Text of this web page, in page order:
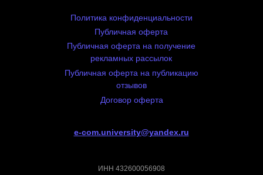
e-com.university@yandex.ru
ИНН 432600056908
Публичная оферта
Политика конфиденциальности
Публичная оферта на получение
рекламных рассылок
Публичная оферта на публикацию
отзывов
Договор оферта